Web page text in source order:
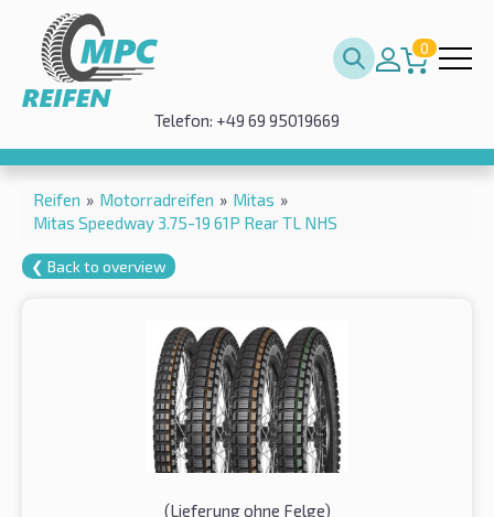
0
Telefon: +49 69 95019669
Reifen » Motorradreifen » Mitas »
Mitas Speedway 3.75-19 61P Rear TL NHS
❮ Back to overview
(Lieferung ohne Felge)